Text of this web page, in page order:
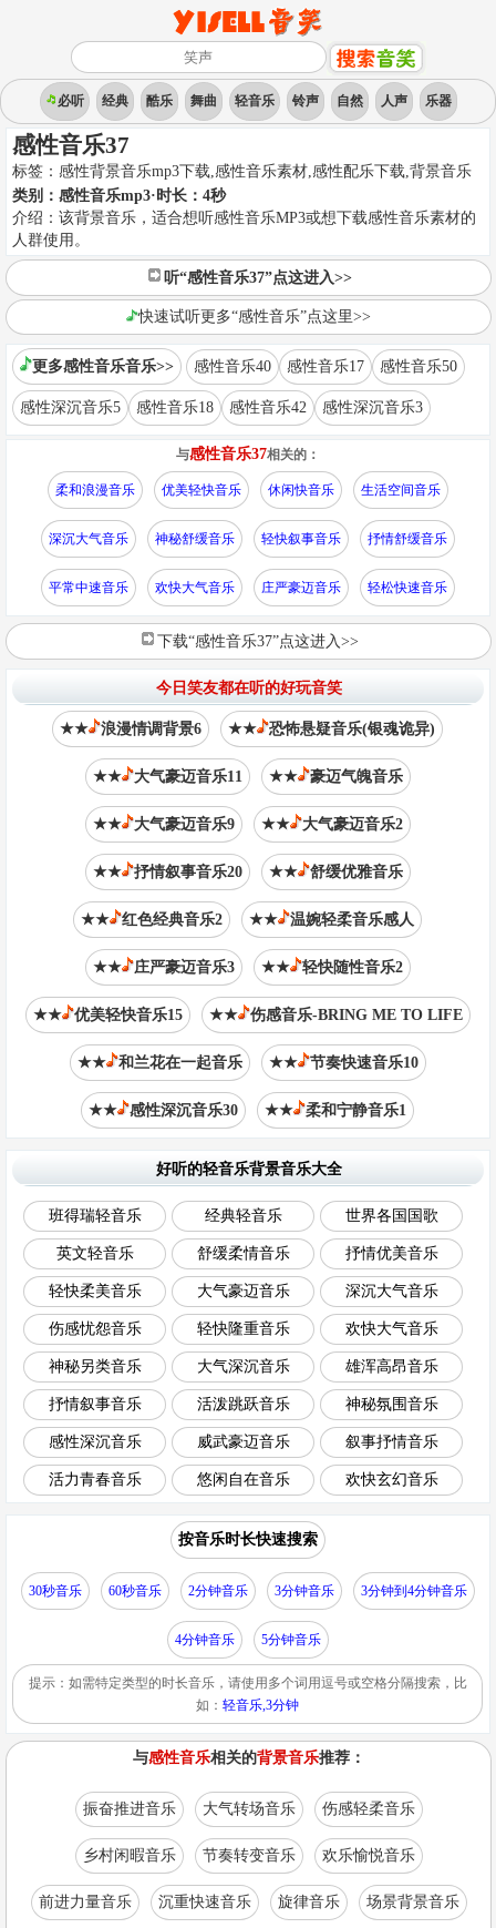
必听 经典 酷乐 舞曲 轻音乐 铃声 自然 人声 乐器
感性音乐37
标签： 感性背景音乐mp3下载,感性音乐素材,感性配乐下载,背景音乐
类别： 感性音乐mp3·时长： 4秒
介绍： 该背景音乐，适合想听感性音乐MP3或想下载感性音乐素材的
人群使用。
听“感性音乐37”点这进入>>
快速试听更多“感性音乐”点这里>>
更多感性音乐音乐>> 感性音乐40 感性音乐17 感性音乐50
感性深沉音乐5 感性音乐18 感性音乐42 感性深沉音乐3
与感性音乐37相关的：
柔和浪漫音乐 优美轻快音乐 休闲快音乐 生活空间音乐
深沉大气音乐 神秘舒缓音乐 轻快叙事音乐 抒情舒缓音乐
平常中速音乐 欢快大气音乐 庄严豪迈音乐 轻松快速音乐
下载“感性音乐37”点这进入>>
今日笑友都在听的好玩音笑
★★ 浪漫情调背景6 ★★ 恐怖悬疑音乐(银魂诡异)
★★ 大气豪迈音乐11 ★★ 豪迈气魄音乐
★★ 大气豪迈音乐9 ★★ 大气豪迈音乐2
★★ 抒情叙事音乐20 ★★ 舒缓优雅音乐
★★ 红色经典音乐2 ★★ 温婉轻柔音乐感人
★★ 庄严豪迈音乐3 ★★ 轻快随性音乐2
★★ 优美轻快音乐15 ★★ 伤感音乐-BRING ME TO LIFE
★★ 和兰花在一起音乐 ★★ 节奏快速音乐10
★★ 感性深沉音乐30 ★★ 柔和宁静音乐1
好听的轻音乐背景音乐大全
班得瑞轻音乐 经典轻音乐 世界各国国歌
英文轻音乐 舒缓柔情音乐 抒情优美音乐
轻快柔美音乐 大气豪迈音乐 深沉大气音乐
伤感忧怨音乐 轻快隆重音乐 欢快大气音乐
神秘另类音乐 大气深沉音乐 雄浑高昂音乐
抒情叙事音乐 活泼跳跃音乐 神秘氛围音乐
感性深沉音乐 威武豪迈音乐 叙事抒情音乐
活力青春音乐 悠闲自在音乐 欢快玄幻音乐
按音乐时长快速搜索
30秒音乐 60秒音乐 2分钟音乐 3分钟音乐 3分钟到4分钟音乐
4分钟音乐 5分钟音乐
提示：如需特定类型的时长音乐，请使用多个词用逗号或空格分隔搜索，比
如：轻音乐,3分钟
与感性音乐相关的背景音乐推荐：
振奋推进音乐 大气转场音乐 伤感轻柔音乐
乡村闲暇音乐 节奏转变音乐 欢乐愉悦音乐
前进力量音乐 沉重快速音乐 旋律音乐 场景背景音乐